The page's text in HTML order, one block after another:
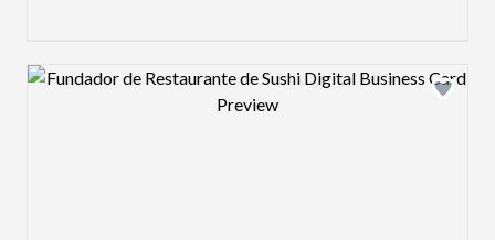
Design preview image